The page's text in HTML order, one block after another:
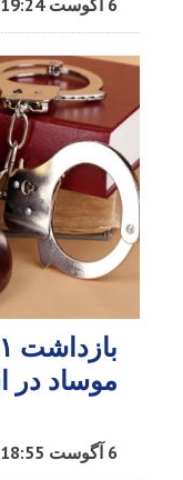
6 آگوست 19:24
موساد در
6 آگوست 18:55